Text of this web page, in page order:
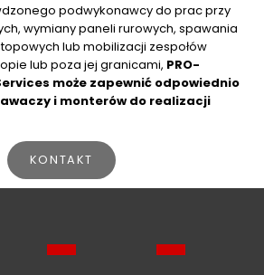
podwykonawcy do prac przy
wymiany paneli rurowych, spawania
lub mobilizacji zespołów
lub poza jej granicami, PRO-
może zapewnić odpowiednio
i monterów do realizacji
KONTAKT